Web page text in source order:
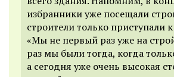
избранники уже посещали
строители только приступали
«Мы не первый раз уже на
раз мы были тогда, когда
а сегодня уже очень высокая